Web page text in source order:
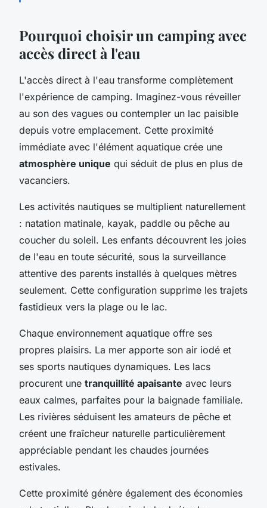
Pourquoi choisir un camping avec
accès direct à l'eau
L'accès direct à l'eau transforme complètement
l'expérience de camping. Imaginez-vous réveiller
au son des vagues ou contempler un lac paisible
depuis votre emplacement. Cette proximité
immédiate avec l'élément aquatique crée une
atmosphère unique qui séduit de plus en plus de
vacanciers.
Les activités nautiques se multiplient naturellement
: natation matinale, kayak, paddle ou pêche au
coucher du soleil. Les enfants découvrent les joies
de l'eau en toute sécurité, sous la surveillance
attentive des parents installés à quelques mètres
seulement. Cette configuration supprime les trajets
fastidieux vers la plage ou le lac.
Chaque environnement aquatique offre ses
propres plaisirs. La mer apporte son air iodé et
ses sports nautiques dynamiques. Les lacs
procurent une tranquillité apaisante avec leurs
eaux calmes, parfaites pour la baignade familiale.
Les rivières séduisent les amateurs de pêche et
créent une fraîcheur naturelle particulièrement
appréciable pendant les chaudes journées
estivales.
Cette proximité génère également des économies